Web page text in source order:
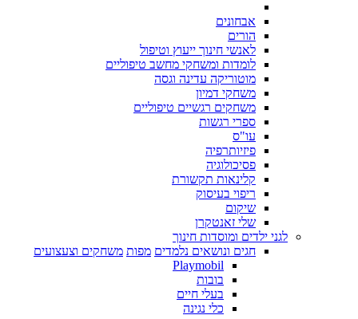
אבחונים
הורים
לאנשי חינוך ייעוץ וטיפול
לומדות ומשחקי מחשב טיפוליים
מוטוריקה עדינה וגסה
משחקי דמיון
משחקים רגשיים טיפוליים
ספרי רגשות
עו"ס
פיזיותרפיה
פסיכולוגיה
קלינאות תקשורת
ריפוי בעיסוק
שיקום
שלי זאנטקרן
לגני ילדים ומוסדות חינוך
חגים ונושאים נלמדים מפות משחקים וצעצועים
Playmobil
בובות
בעלי חיים
כלי נגינה